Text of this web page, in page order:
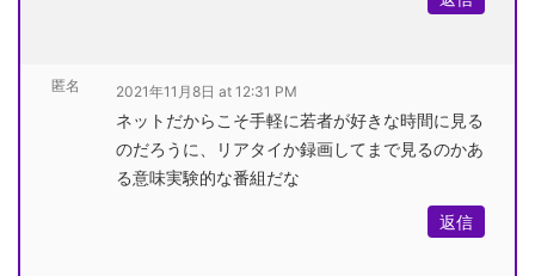
匿名 2021年11月8日 at 12:31 PM
ネットだからこそ手軽に若者が好きな時間に見る
のだろうに、リアタイか録画してまで見るのかあ
る意味実験的な番組だな
返信